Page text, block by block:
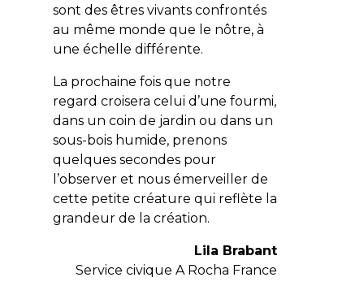
sont des êtres vivants confrontés
au même monde que le nôtre, à
une échelle différente.
La prochaine fois que notre
regard croisera celui d’une fourmi,
dans un coin de jardin ou dans un
sous-bois humide, prenons
quelques secondes pour
l’observer et nous émerveiller de
cette petite créature qui reflète la
grandeur de la création.
Lila Brabant
Service civique A Rocha France